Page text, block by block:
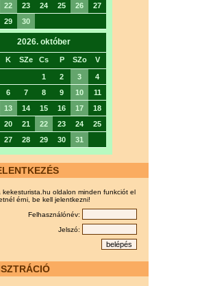
22 23 24 25 26
27
29 30
2026. október
K SZe Cs P SZo V
1 2 3
4
6 7 8 9 10
11
13 14 15 16 17
18
20 21 22 23 24
25
27 28 29 30 31
kekesturista.hu oldalon minden funkciót el
érni, be kell jelentkezni!
Felhasználónév:
Jelszó: